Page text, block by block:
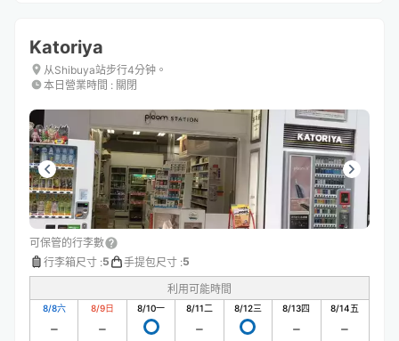
Katoriya
从Shibuya站步行4分钟。
本日營業時間 : 關閉
可保管的行李數
行李箱尺寸 :5 手提包尺寸 :5
利用可能時間
8/8六 8/9日 8/10一 8/11二 8/12三 8/13四 8/14五